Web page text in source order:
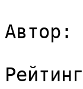
Автор: